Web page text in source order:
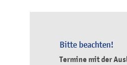
Bitte beachten!
Termine mit der